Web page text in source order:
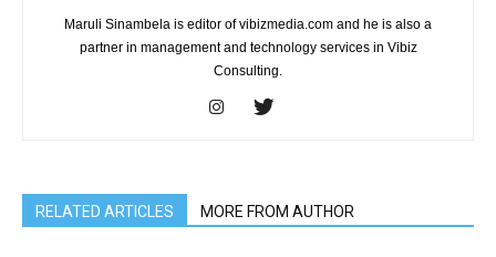
Maruli Sinambela is editor of vibizmedia.com and he is also a
partner in management and technology services in Vibiz
Consulting.
RELATED ARTICLES MORE FROM AUTHOR